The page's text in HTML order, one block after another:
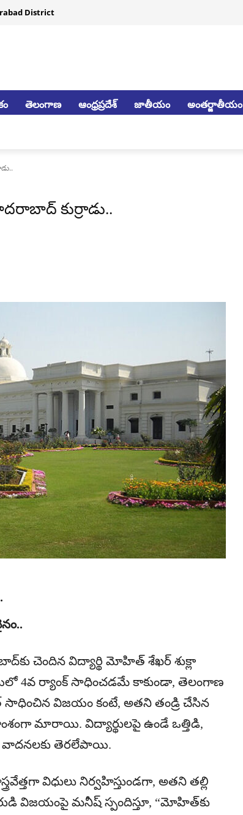
District
తెలంగాణ ఆంధ్రప్రదేశ్ జాతీయం అంతర్జాతీయం
కుర్రాడు..
చెందిన విద్యార్థి మోహిత్ శేఖర్ శుక్లా
4వ ర్యాంక్ సాధించడమే కాకుండా, తెలంగాణ
విజయం కంటే, అతని తండ్రి చేసిన
మారాయి. విద్యార్థులపై ఉండే ఒత్తిడి,
వాదనలకు తెరలేపాయి.
విధులు నిర్వహిస్తుండగా, అతని తల్లి
విజయంపై మనీష్ స్పందిస్తూ, “మోహిత్‌కు